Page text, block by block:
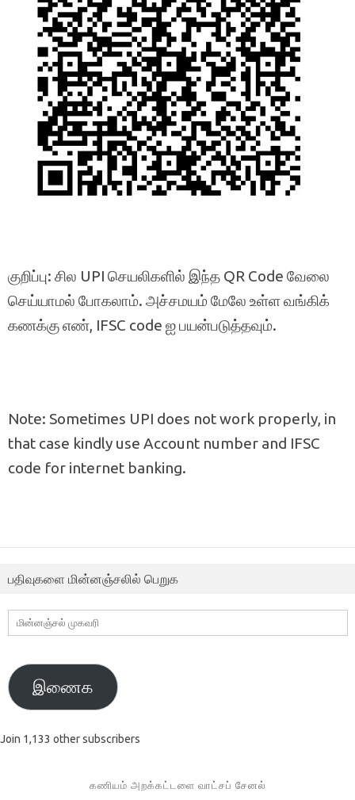
குறிப்பு: சில UPI செயலிகளில் இந்த QR Code வேலை
செய்யாமல் போகலாம். அச்சமயம் மேலே உள்ள வங்கிக்
கணக்கு எண், IFSC code ஐ பயன்படுத்தவும்.
Note: Sometimes UPI does not work properly, in
that case kindly use Account number and IFSC
code for internet banking.
பதிவுகளை மின்னஞ்சலில் பெறுக
மின்னஞ்சல்
முகவரி
இணைக
Join 1,133 other subscribers
கணியம் அறக்கட்டளை வாட்சப் சேனல்